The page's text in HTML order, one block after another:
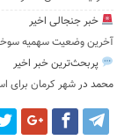
خبر جنجالی اخیر
آخرین وضعیت سهمیه سوخت
پربحث‌ترین خبر اخیر
محمد درشهر کرمان برای